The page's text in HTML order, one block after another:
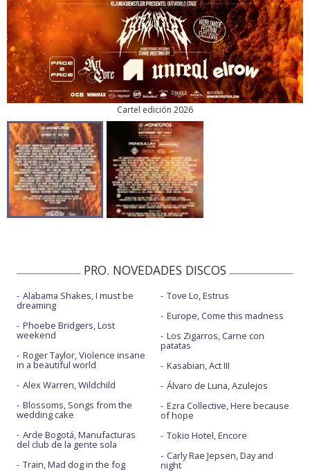
Cartel edición 2026
PRO. NOVEDADES DISCOS
Alabama Shakes, I must be
dreaming
Phoebe Bridgers, Lost
weekend
Roger Taylor, Violence insane
in a beautiful world
Alex Warren, Wildchild
Blossoms, Songs from the
wedding cake
Arde Bogotá, Manufacturas
del club de la gente sola
Train, Mad dog in the fog
Tove Lo, Estrus
Europe, Come this madness
Los Zigarros, Carne con
patatas
Kasabian, Act III
Álvaro de Luna, Azulejos
Ezra Collective, Here because
of hope
Tokio Hotel, Encore
Carly Rae Jepsen, Day and
night